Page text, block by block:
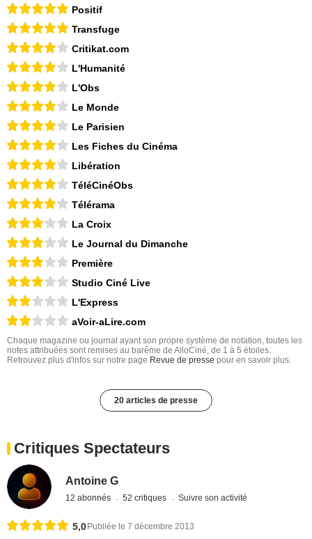
Positif
Transfuge
Critikat.com
L'Humanité
L'Obs
Le Monde
Le Parisien
Les Fiches du Cinéma
Libération
TéléCinéObs
Télérama
La Croix
Le Journal du Dimanche
Première
Studio Ciné Live
L'Express
aVoir-aLire.com
Chaque magazine ou journal ayant son propre système de notation, toutes les
notes attribuées sont remises au barême de AlloCiné, de 1 à 5 étoiles.
Retrouvez plus d'infos sur notre page Revue de presse pour en savoir plus.
20 articles de presse
Critiques Spectateurs
Antoine G
12 abonnés 52 critiques Suivre son activité
5,0 Publiée le 7 décembre 2013